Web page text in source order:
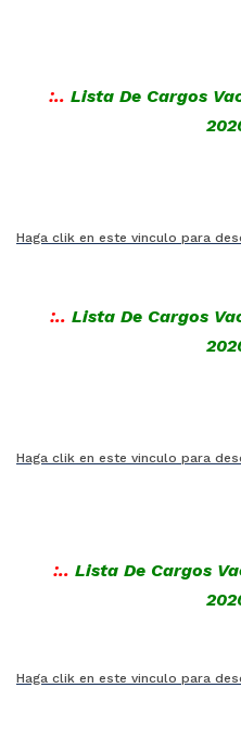
:.. Lista De Cargos
Haga clik en este vinculo para
:.. Lista De Cargos
Haga clik en este vinculo para
:.. Lista De Cargos
Haga clik en este vinculo para